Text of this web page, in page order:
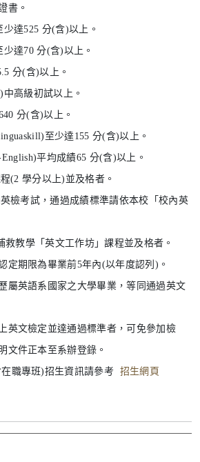
書。
達525 分(含)以上。
達70 分(含)以上。
分(含)以上。
高級初試以上。
分(含)以上。
至少達155 分(含)以上。
平均成績65 分(含)以上。
(2 學分以上)並及格者。
檢考試，通過成績標準請依本校「校內英
救教學「英文工作坊」課程並及格者。
定期限為畢業前5年內(以年度認列)。
屬英語系國家之大學畢業，等同通過英文
英文檢定並達通過標準者，可免參加檢
文件正本至系辦登錄。
職專班)招生資訊請參考 招生網頁